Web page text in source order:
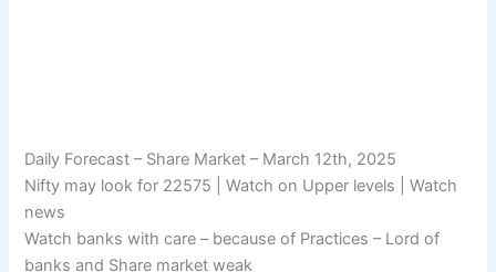
Daily Forecast – Share Market – March 12th, 2025
Nifty may look for 22575 | Watch on Upper levels | Watch
news
Watch banks with care – because of Practices – Lord of
banks and Share market weak